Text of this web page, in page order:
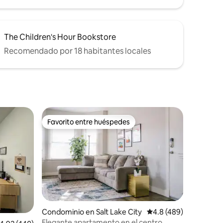
The Children's Hour Bookstore
Recomendado por 18 habitantes locales
Favorito entre huéspedes
Favorito entre huéspedes
Condominio en Salt Lake City Calificación
4.8 (489)